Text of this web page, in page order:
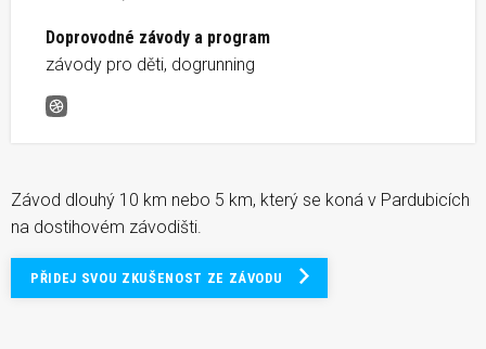
Doprovodné závody a program
závody pro děti, dogrunning
BARTH Run Velká pardubická
Závod dlouhý 10 km nebo 5 km, který se koná v Pardubicích
na dostihovém závodišti.
PŘIDEJ SVOU ZKUŠENOST ZE ZÁVODU